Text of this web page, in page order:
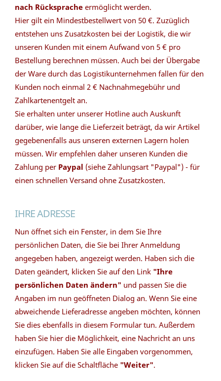
nach Rücksprache ermöglicht werden.
Hier gilt ein Mindestbestellwert von 50 €. Zuzüglich
entstehen uns Zusatzkosten bei der Logistik, die wir
unseren Kunden mit einem Aufwand von 5 € pro
Bestellung berechnen müssen. Auch bei der Übergabe
der Ware durch das Logistikunternehmen fallen für den
Kunden noch einmal 2 € Nachnahmegebühr und
Zahlkartenentgelt an.
Sie erhalten unter unserer Hotline auch Auskunft
darüber, wie lange die Lieferzeit beträgt, da wir Artikel
gegebenenfalls aus unseren externen Lagern holen
müssen. Wir empfehlen daher unseren Kunden die
Zahlung per Paypal (siehe Zahlungsart "Paypal") - für
einen schnellen Versand ohne Zusatzkosten.
IHRE ADRESSE
Nun öffnet sich ein Fenster, in dem Sie Ihre
persönlichen Daten, die Sie bei Ihrer Anmeldung
angegeben haben, angezeigt werden. Haben sich die
Daten geändert, klicken Sie auf den Link "Ihre
persönlichen Daten ändern" und passen Sie die
Angaben im nun geöffneten Dialog an. Wenn Sie eine
abweichende Lieferadresse angeben möchten, können
Sie dies ebenfalls in diesem Formular tun. Außerdem
haben Sie hier die Möglichkeit, eine Nachricht an uns
einzufügen. Haben Sie alle Eingaben vorgenommen,
klicken Sie auf die Schaltfläche "Weiter".